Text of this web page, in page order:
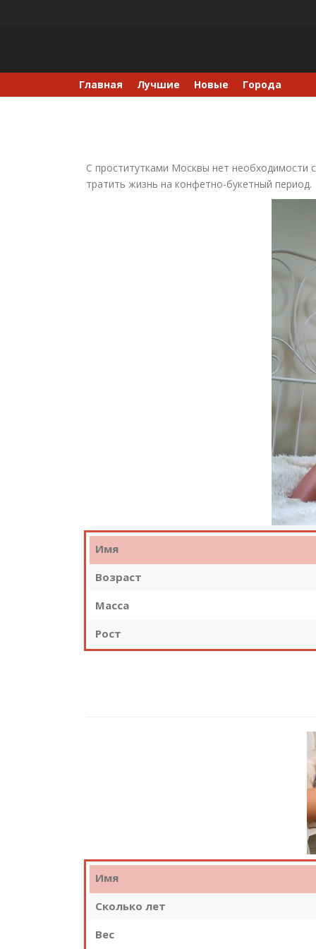
Главная Лучшие Новые Города
С проститутками Москвы нет необходимости
тратить жизнь на конфетно-букетный период.
Имя
Возраст
Масса
Рост
Имя
Сколько лет
Вес